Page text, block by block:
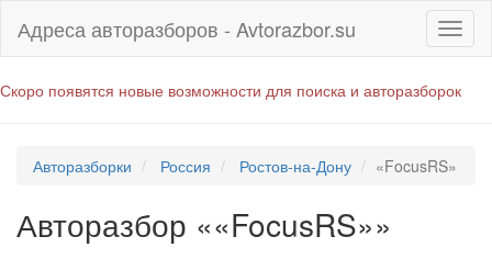
Адреса авторазборов - Avtorazbor.su
Скоро появятся новые возможности для поиска и авторазборок
Авторазборки Россия Ростов-на-Дону «FocusRS»
Авторазбор ««FocusRS»»